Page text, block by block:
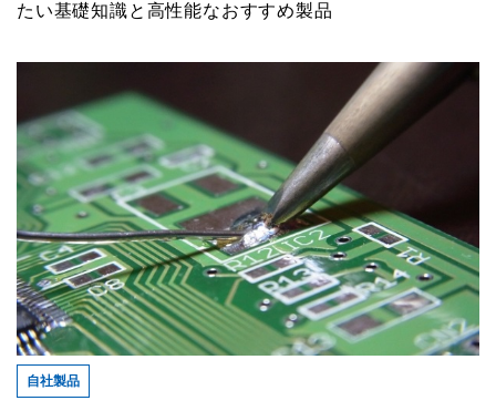
たい基礎知識と高性能なおすすめ製品
自社製品